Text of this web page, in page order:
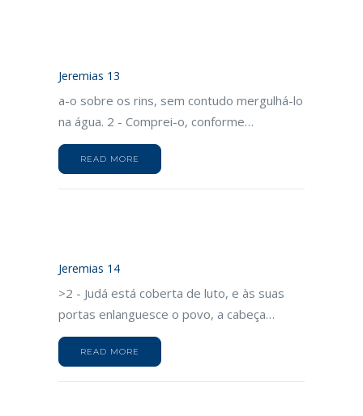
Jeremias 13
a-o sobre os rins, sem contudo mergulhá-lo
na água. 2 - Comprei-o, conforme…
READ MORE
Jeremias 14
>2 - Judá está coberta de luto, e às suas
portas enlanguesce o povo, a cabeça…
READ MORE